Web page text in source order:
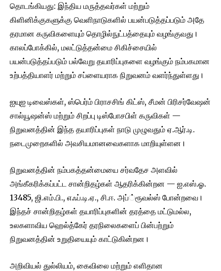
தொடங்கியது: இந்திய மருத்தவர்கள் மற்றும்
கிளினிக்குகளுக்கு வெளிநாடுகளில் பயன்படுத்தப்படும் அதே
தரமான கருவிகளையும் தொழில்நுட்பத்தையும் வழங்குவது।
காலப்போக்கில், மலட்டுத்தன்மை சிகிச்சையில்
பயன்படுத்தப்படும் பல்வேறு தயாரிப்புகளை வழங்கும் நம்பகமான
உற்பத்தியாளர் மற்றும் சப்ளையராக நிறுவனம் வளர்ந்துள்ளது।
ஐயுஐ டிவைஸ்கள், ஸ்பெர்ம் பிராசசிங் கிட்ஸ், சீமன் பிரிசர்வேஷன்
சால்யூஷன்ஸ் மற்றும் சிறப்பு டிஸ்போசபிள் கருவிகள் —
நிறுவனத்தின் இந்த தயாரிப்புகள் நாடு முழுவதும் ஏ.ஆர்.டி.
நடைமுறைகளில் அவசியமானவைகளாக மாறியுள்ளன।
நிறுவனத்தின் நம்பகத்தன்மையை சர்வதேச அளவில்
அங்கீகரிக்கப்பட்ட சான்றிதழ்கள் ஆதரிக்கின்றன — ஐ.எஸ்.ஓ.
13485, ஜி.எம்.பி., எஃப்.டி.ஏ., சி.ஈ. அப்்ரூவல்ஸ் போன்றவை।
இந்தச் சான்றிதழ்கள் தயாரிப்புகளின் தரத்தை மட்டுமல்ல,
உலகளாவிய ஹெல்த்கேர் தரநிலைகளைப் பின்பற்றும்
நிறுவனத்தின் உறுதியையும் காட்டுகின்றன।
அறிவியல் துல்லியம், கைவிலை மற்றும் எளிதான